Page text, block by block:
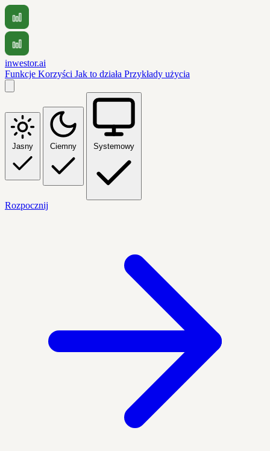
inwestor.ai
Funkcje Korzyści Jak to działa Przykłady użycia
Jasny Ciemny Systemowy
Rozpocznij